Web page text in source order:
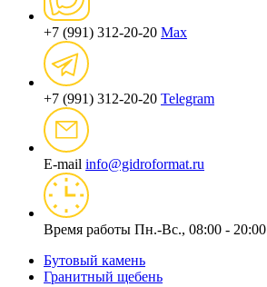
+7 (991) 312-20-20 Max
+7 (991) 312-20-20 Telegram
E-mail info@gidroformat.ru
Время работы Пн.-Вс., 08:00 - 20:00
Бутовый камень
Гранитный щебень